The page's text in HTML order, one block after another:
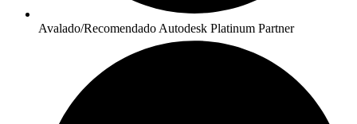
Avalado/Recomendado Autodesk Platinum Partner